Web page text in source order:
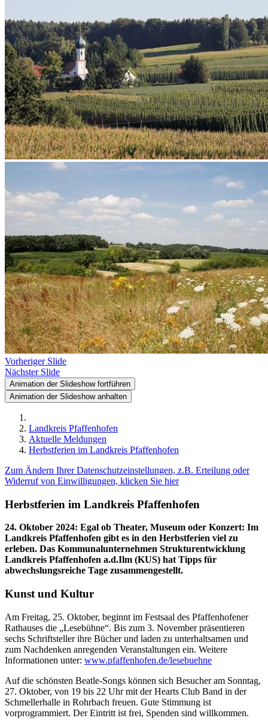
Vorheriger Slide
Nächster Slide
Animation der Slideshow fortführen
Animation der Slideshow anhalten
Landkreis Pfaffenhofen
Aktuelle Meldungen
Herbstferien im Landkreis Pfaffenhofen
Zum Ändern Ihrer Datenschutzeinstellungen, z.B. Erteilung oder
Widerruf von Einwilligungen, klicken Sie hier
Herbstferien im Landkreis Pfaffenhofen
24. Oktober 2024: Egal ob Theater, Museum oder Konzert: Im
Landkreis Pfaffenhofen gibt es in den Herbstferien viel zu
erleben. Das Kommunalunternehmen Strukturentwicklung
Landkreis Pfaffenhofen a.d.Ilm (KUS) hat Tipps für
abwechslungsreiche Tage zusammengestellt.
Kunst und Kultur
Am Freitag, 25. Oktober, beginnt im Festsaal des Pfaffenhofener
Rathauses die „Lesebühne“. Bis zum 3. November präsentieren
sechs Schriftsteller ihre Bücher und laden zu unterhaltsamen und
zum Nachdenken anregenden Veranstaltungen ein. Weitere
Informationen unter: www.pfaffenhofen.de/lesebuehne
Auf die schönsten Beatle-Songs können sich Besucher am Sonntag,
27. Oktober, von 19 bis 22 Uhr mit der Hearts Club Band in der
Schmellerhalle in Rohrbach freuen. Gute Stimmung ist
vorprogrammiert. Der Eintritt ist frei, Spenden sind willkommen.